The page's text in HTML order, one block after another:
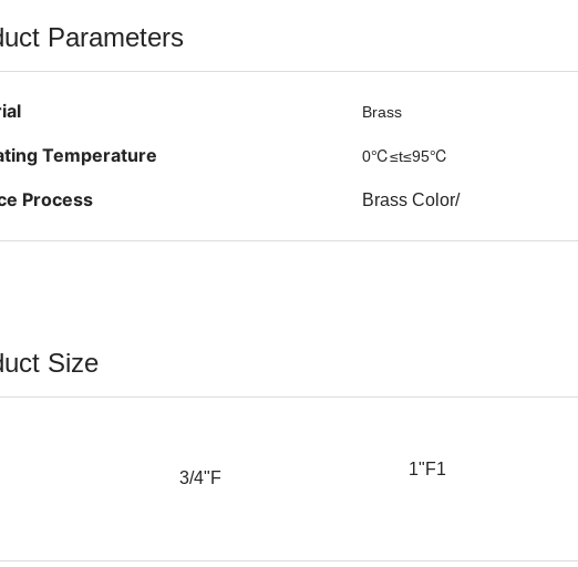
Parameters
Brass
Temperature 0℃≤t≤95℃
Process Brass Color/
Size
2"F
3/4"F 1"F1